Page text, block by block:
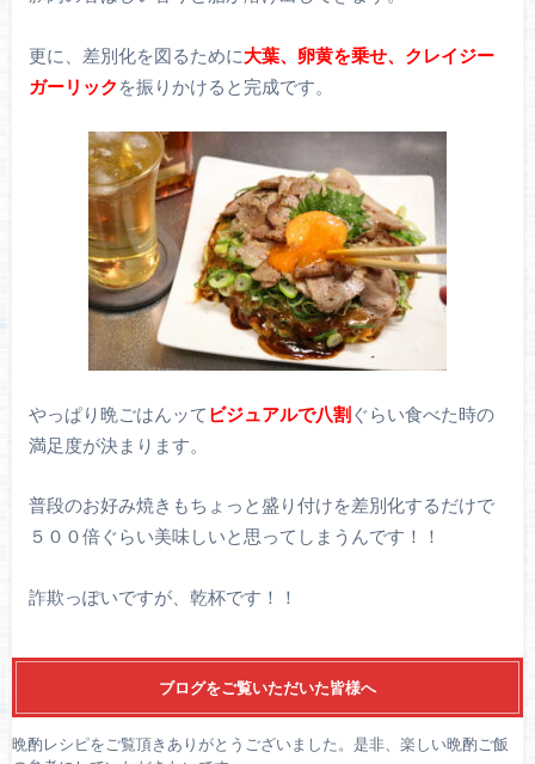
更に、差別化を図るために大葉、卵黄を乗せ、クレイジー
ガーリック を振りかけると完成です。
やっぱり晩ごはんッて ビジュアルで八割ぐらい食べた時の
満足度が決まります。
普段のお好み焼きもちょっと盛り付けを差別化するだけで
５００倍ぐらい美味しいと思ってしまうんです！！
詐欺っぽいですが、乾杯です！！
ブログをご覧いただいた皆様へ
晩酌レシピをご覧頂きありがとうございました。是非、楽しい晩酌ご飯